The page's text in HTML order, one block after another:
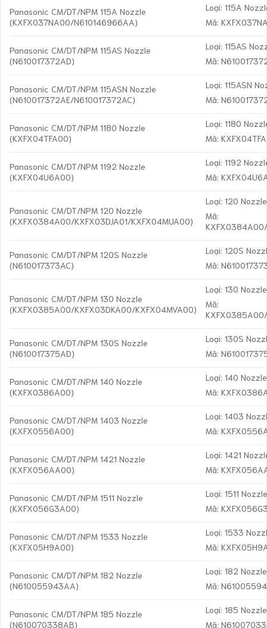
Panasonic CM/DT/NPM 115A Nozzle
(KXFX037NA00/N610146966AA)
Loại: 115A
Mã:
Panasonic CM/DT/NPM 115AS Nozzle
(N610017372AD)
Loại: 115AS
Mã:
Panasonic CM/DT/NPM 115ASN Nozzle
(N610017372AE/N610017372AC)
Loại: 115ASN
Mã:
Panasonic CM/DT/NPM 1180 Nozzle
(KXFX04TFA00)
Loại: 1180
Mã:
Panasonic CM/DT/NPM 1192 Nozzle
(KXFX04U6A00)
Loại: 1192
Mã:
Panasonic CM/DT/NPM 120 Nozzle
(KXFX0384A00/KXFX03DJA01/KXFX04MUA00)
Loại: 120 Nozzle
Mã:
Panasonic CM/DT/NPM 120S Nozzle
(N610017373AC)
Loại: 120S
Mã:
Panasonic CM/DT/NPM 130 Nozzle
(KXFX0385A00/KXFX03DKA00/KXFX04MVA00)
Loại: 130 Nozzle
Mã:
Panasonic CM/DT/NPM 130S Nozzle
(N610017375AD)
Loại: 130S
Mã:
Panasonic CM/DT/NPM 140 Nozzle
(KXFX0386A00)
Loại: 140 Nozzle
Mã:
Panasonic CM/DT/NPM 1403 Nozzle
(KXFX0556A00)
Loại: 1403
Mã:
Panasonic CM/DT/NPM 1421 Nozzle
(KXFX056AA00)
Loại: 1421
Mã:
Panasonic CM/DT/NPM 1511 Nozzle
(KXFX056G3A00)
Loại: 1511
Mã:
Panasonic CM/DT/NPM 1533 Nozzle
(KXFX05H9A00)
Loại: 1533
Mã:
Panasonic CM/DT/NPM 182 Nozzle
(N610055943AA)
Loại: 182 Nozzle
Mã:
Panasonic CM/DT/NPM 185 Nozzle
(N610070338AB)
Loại: 185 Nozzle
Mã: